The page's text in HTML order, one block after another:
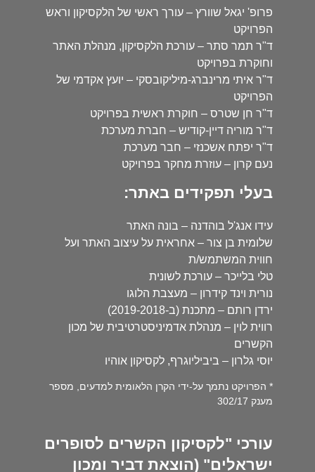
פרופ' יגאל שוורץ – עורך ראשי של הלקסיקון וראש
הפרויקט
ד"ר תמר סתר – עורכת הלקסיקון, מנהלת האתר
וחוקרת בפרויקט
ד"ר איתי מרינברג-מיליקובסקי – יועץ אקדמי של
הפרויקט
ד"ר חן שטרס – חוקרת ראשית בפרויקט
ד"ר מוריה דיין-קודיש – חברת מערכת
ד"ר יפתח אשכנזי – חבר מערכת
נעם קרון – עוזרת מחקר בפרויקט
בעלי תפקידים באתר:
עידו אנג'ל בוהדנה – בונה האתר
שלומית בן צור – אחראית על עיצוב האתר ועל
חווית המשתמש/ת
טלי בלייכר – עורכת לשונית
נורית וינד קידרון – מעצבת הלוגו
ירדן רותם – מתכנת (ב-2019-2018)
רווית לוין – מנהלת אדמיניסטרטיבית של מכון
הקשרים
יוסי גלרון – ביביליוגרף, לקסיקון אוהיו
* הפרויקט נתמך על-ידי הקרן הלאומית למדעים, מספר
מענק 302/17
עורכי "לקסיקון הקשרים לסופרים
ישראלים" (הוצאת דביר ומכון